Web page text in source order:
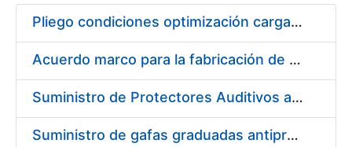
Pliego condiciones optimización cargas compras firmado
Acuerdo marco para la fabricación de piezas
Suministro de Protectores Auditivos a medida para las personas trabajadoras de los Centros de Trabajo de Madrid y Burgos
Suministro de gafas graduadas antiproyecciones para los trabajadores de la FNMT-RCM en los centros de trabajo de Madrid y Burgos